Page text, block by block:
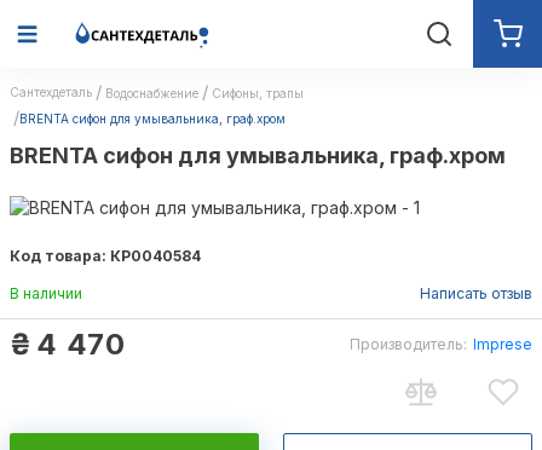
Сантехдеталь Водоснабжение
Сифоны, трапы
BRENTA сифон для умывальника, граф.хром
BRENTA сифон для умывальника, граф.хром
Код товара: КР0040584
В наличии Написать отзыв
₴ 4 470 Производитель: Imprese